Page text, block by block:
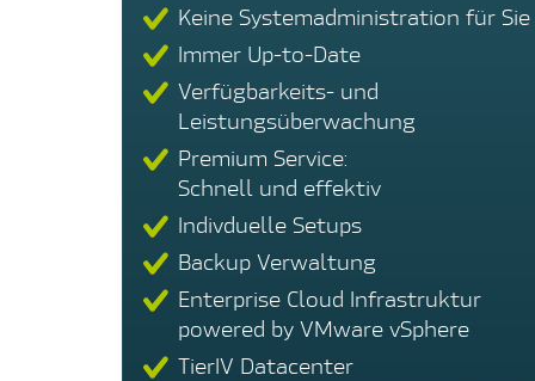
Keine Systemadministration für Sie
Immer Up-to-Date
Verfügbarkeits- und
Leistungsüberwachung
Premium Service:
Schnell und effektiv
Indivduelle Setups
Backup Verwaltung
Enterprise Cloud Infrastruktur
powered by VMware vSphere
TierIV Datacenter